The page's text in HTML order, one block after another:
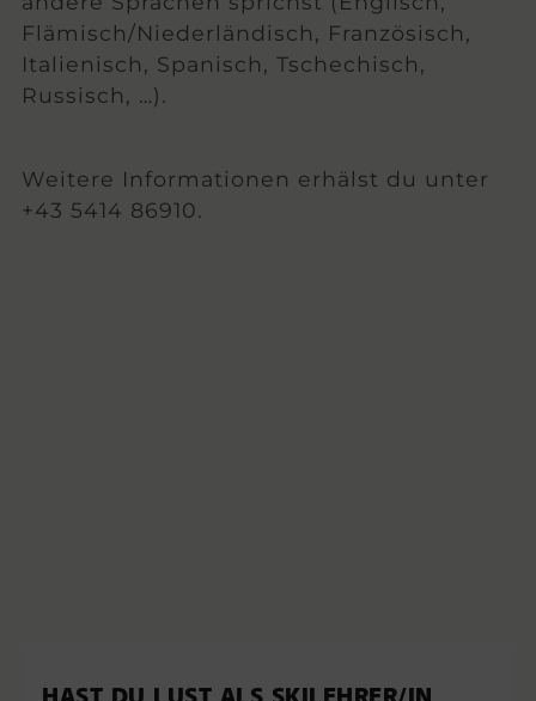
Flämisch/Niederländisch, Französisch,
Italienisch, Spanisch, Tschechisch,
Russisch, …).
Weitere Informationen erhälst du unter
+43 5414 86910.